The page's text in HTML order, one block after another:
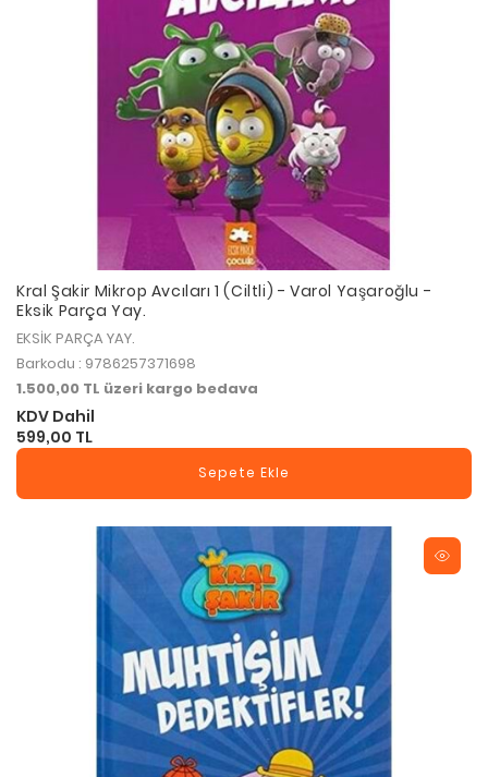
Kral Şakir Mikrop Avcıları 1 (Ciltli) - Varol Yaşaroğlu -
Eksik Parça Yay.
EKSİK PARÇA YAY.
Barkodu : 9786257371698
1.500,00 TL üzeri kargo bedava
KDV Dahil
599,00 TL
Sepete Ekle